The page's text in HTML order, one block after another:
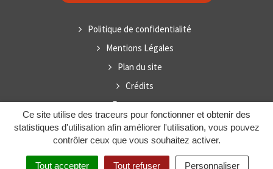
Ce site utilise des traceurs pour fonctionner et obtenir des
statistiques d'utilisation afin améliorer l'utilisation, vous pouvez
contrôler ceux que vous souhaitez activer.
Tout accepter Tout refuser Personnaliser
Politique de confidentialité
Mentions Légales
Plan du site
Crédits
Espace presse